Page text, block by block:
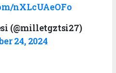
nXLcUAeOFo
(@milletgztsi27)
24, 2024